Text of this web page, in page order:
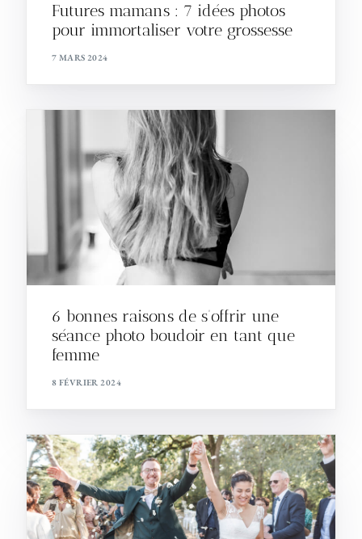
Futures mamans : 7 idées photos
pour immortaliser votre grossesse
7 MARS 2024
6 bonnes raisons de s’offrir une
séance photo boudoir en tant que
femme
8 FÉVRIER 2024